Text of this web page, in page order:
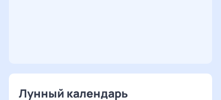
Лунный календарь